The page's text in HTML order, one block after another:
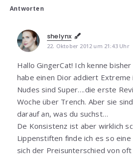
Antworten
shelynx
22. Oktober 2012 um 21:43 Uhr
Hallo GingerCat! Ich kenne
habe einen Dior addiert Extreme
Nudes sind Super….die erste
Woche über Trench. Aber sie
darauf an, was du suchst…
De Konsistenz ist aber wirklich
Lippenstiften finde ich es so eine
sich der Preisunterschied von